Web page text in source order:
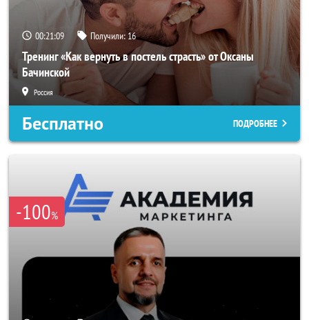
00:21:06 Получили: 16
Тренинг «Как вернуть в постель страсть» от Оксаны
Бачинской
Россия
Бесплатно ПОДРОБНЕЕ
-100%